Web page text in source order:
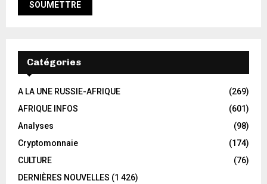
Catégories
A LA UNE RUSSIE-AFRIQUE
(269)
AFRIQUE INFOS
(601)
Analyses
(98)
Cryptomonnaie
(174)
CULTURE
(76)
DERNIÈRES NOUVELLES (1 426)